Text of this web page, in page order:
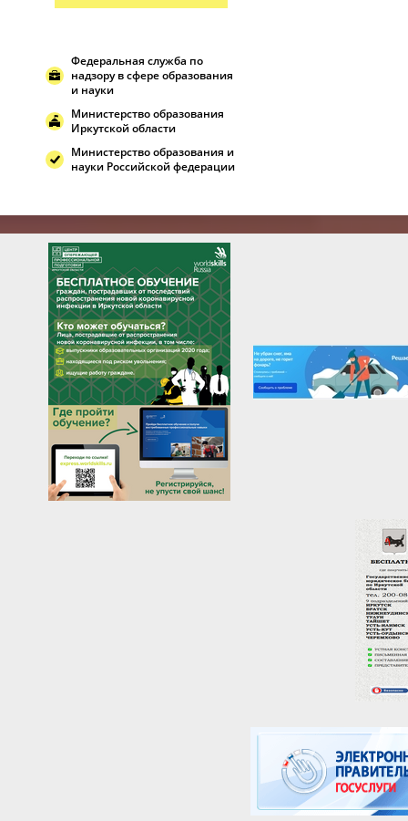
Федеральная служба по
надзору в сфере образования
и науки
Министерство образования
Иркутской области
Министерство образования и
науки Российской федерации